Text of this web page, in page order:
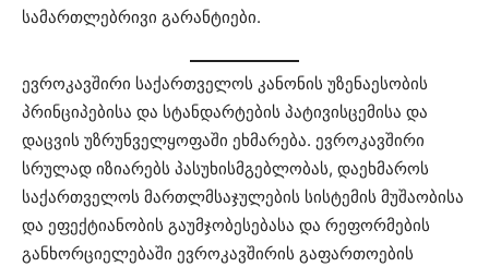
სამართლებრივი გარანტიები.
ევროკავშირი საქართველოს კანონის უზენაესობის
პრინციპებისა და სტანდარტების პატივისცემისა და
დაცვის უზრუნველყოფაში ეხმარება. ევროკავშირი
სრულად იზიარებს პასუხისმგებლობას, დაეხმაროს
საქართველოს მართლმსაჯულების სისტემის მუშაობისა
და ეფექტიანობის გაუმჯობესებასა და რეფორმების
განხორციელებაში ევროკავშირის გაფართოების